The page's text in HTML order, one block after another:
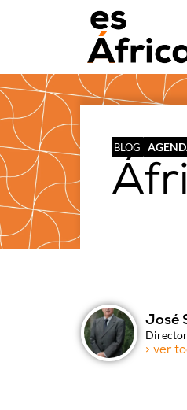
BLOG
José
> ver